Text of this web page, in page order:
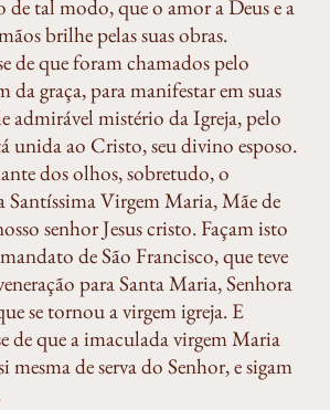
de tal modo, que o amor a Deus e a
brilhe pelas suas obras.
de que foram chamados pelo
da graça, para manifestar em suas
admirável mistério da Igreja, pelo
unida ao Cristo, seu divino esposo.
dos olhos, sobretudo, o
Santíssima Virgem Maria, Mãe de
senhor Jesus cristo. Façam isto
de São Francisco, que teve
para Santa Maria, Senhora
se tornou a virgem igreja. E
de que a imaculada virgem Maria
mesma de serva do Senhor, e sigam